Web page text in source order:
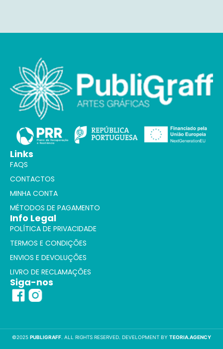
Links
FAQS
CONTACTOS
MINHA CONTA
MÉTODOS DE PAGAMENTO
Info Legal
POLÍTICA DE PRIVACIDADE
TERMOS E CONDIÇÕES
ENVIOS E DEVOLUÇÕES
LIVRO DE RECLAMAÇÕES
Siga-nos
©2025 PUBLIGRAFF. ALL RIGHTS RESERVED. DEVELOPMENT BY TEORIA.AGENCY